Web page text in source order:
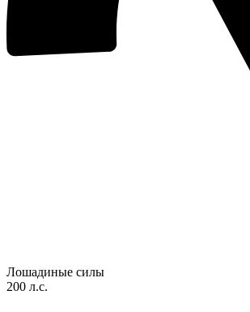
Лошадиные силы
200 л.с.